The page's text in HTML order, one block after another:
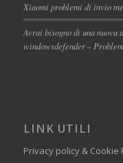
Xiaomi problemi di invio
Avrai bisogno di una nuova
windowsdefender –
LINK UTILI
Privacy policy & Cookie